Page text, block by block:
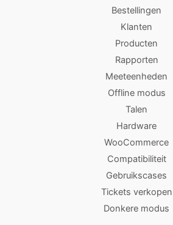
Bestellingen
Klanten
Producten
Rapporten
Meeteenheden
Offline modus
Talen
Hardware
WooCommerce
Compatibiliteit
Gebruikscases
Tickets verkopen
Donkere modus